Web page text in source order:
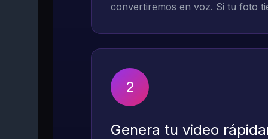
convertiremos en voz. Si tu foto
2
Genera tu video